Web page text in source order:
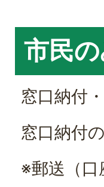
市民
窓口納付
窓口納付
※郵送（